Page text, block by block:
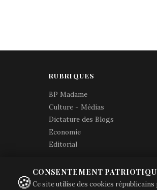
RUBRIQUES
BP Madame
Culture - Médias
Dictature des Blogs
Economie
Editorial
🍪
CONSENTEMENT
Ce site utilise des cookies